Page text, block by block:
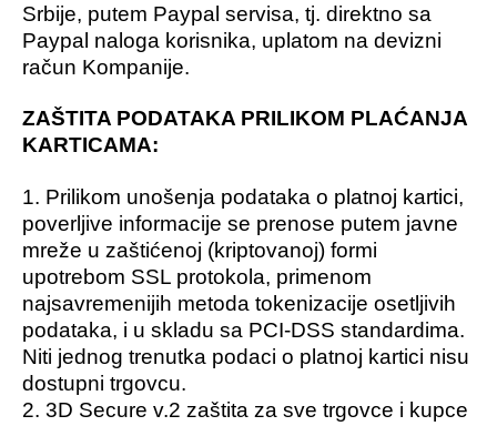
Srbije, putem Paypal servisa, tj. direktno sa
Paypal naloga korisnika, uplatom na devizni
račun Kompanije.
ZAŠTITA PODATAKA PRILIKOM PLAĆANJA
KARTICAMA:
1. Prilikom unošenja podataka o platnoj kartici,
poverljive informacije se prenose putem javne
mreže u zaštićenoj (kriptovanoj) formi
upotrebom SSL protokola, primenom
najsavremenijih metoda tokenizacije osetljivih
podataka, i u skladu sa PCI-DSS standardima.
Niti jednog trenutka podaci o platnoj kartici nisu
dostupni trgovcu.
2. 3D Secure v.2 zaštita za sve trgovce i kupce